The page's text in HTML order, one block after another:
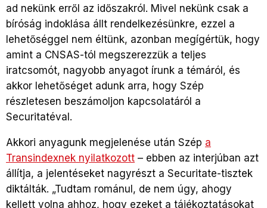
ad nekünk erről az időszakról. Mivel nekünk csak a
bíróság indoklása állt rendelkezésünkre, ezzel a
lehetőséggel nem éltünk, azonban megígértük, hogy
amint a CNSAS-tól megszerezzük a teljes
iratcsomót, nagyobb anyagot írunk a témáról, és
akkor lehetőséget adunk arra, hogy Szép
részletesen beszámoljon kapcsolatáról a
Securitatéval.
Akkori anyagunk megjelenése után Szép a
Transindexnek nyilatkozott – ebben az interjúban azt
állítja, a jelentéseket nagyrészt a Securitate-tisztek
diktálták. „Tudtam románul, de nem úgy, ahogy
kellett volna ahhoz, hogy ezeket a tájékoztatásokat